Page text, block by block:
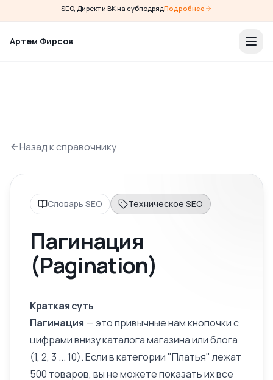
SEO, Директ и ВК на субподрядПодробнее
Артем Фирсов
Назад к справочнику
Словарь SEO Техническое SEO
Пагинация
(Pagination)
Краткая суть
Пагинация — это привычные нам кнопочки с
цифрами внизу каталога магазина или блога
(1, 2, 3 ... 10). Если в категории "Платья" лежат
500 товаров, вы не можете показать их все